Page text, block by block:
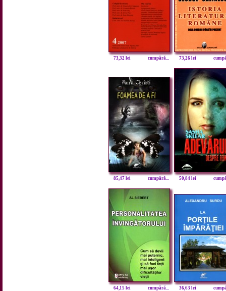
73,32 lei cumpără... 73,26 lei
85,47 lei cumpără... 50,84 lei
64,15 lei cumpără... 36,63 lei